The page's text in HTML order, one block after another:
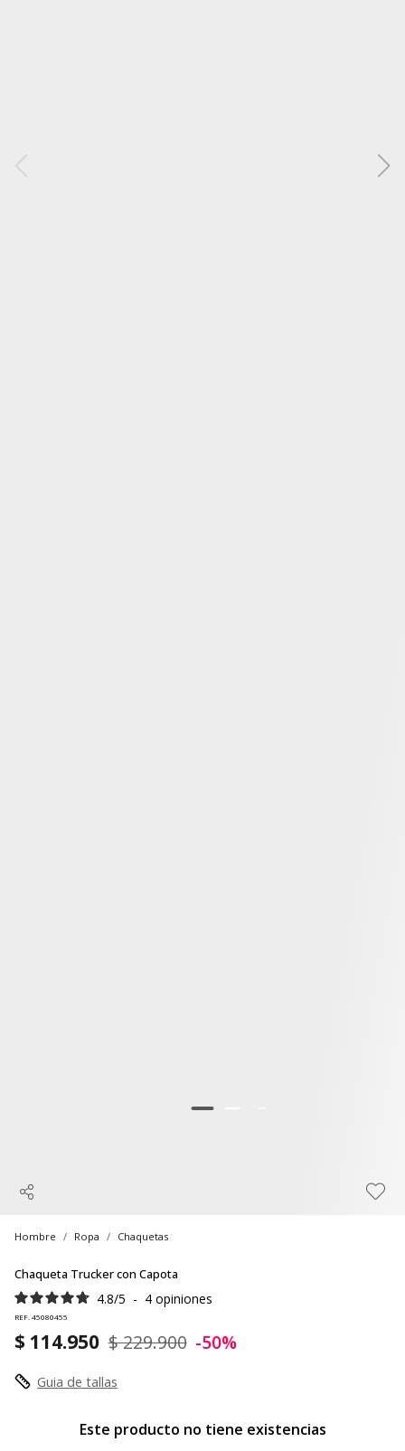
Hombre Ropa Chaquetas
Chaqueta Trucker con Capota
4.8/5 - 4 opiniones
REF. 45080455
$ 114.950 $ 229.900 -50%
Guia de tallas
Este producto no tiene existencias